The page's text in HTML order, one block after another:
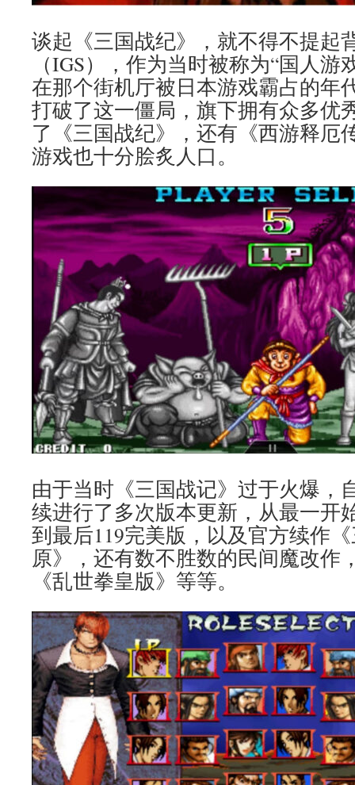
谈起《三国战纪》，就不得不提起
（IGS），作为当时被称为“国人
在那个街机厅被日本游戏霸占的年
打破了这一僵局，旗下拥有众多优
了《三国战纪》，还有《西游释厄
游戏也十分脍炙人口。
由于当时《三国战记》过于火爆，
续进行了多次版本更新，从最一开
到最后119完美版，以及官方续作
原》，还有数不胜数的民间魔改作
《乱世拳皇版》等等。